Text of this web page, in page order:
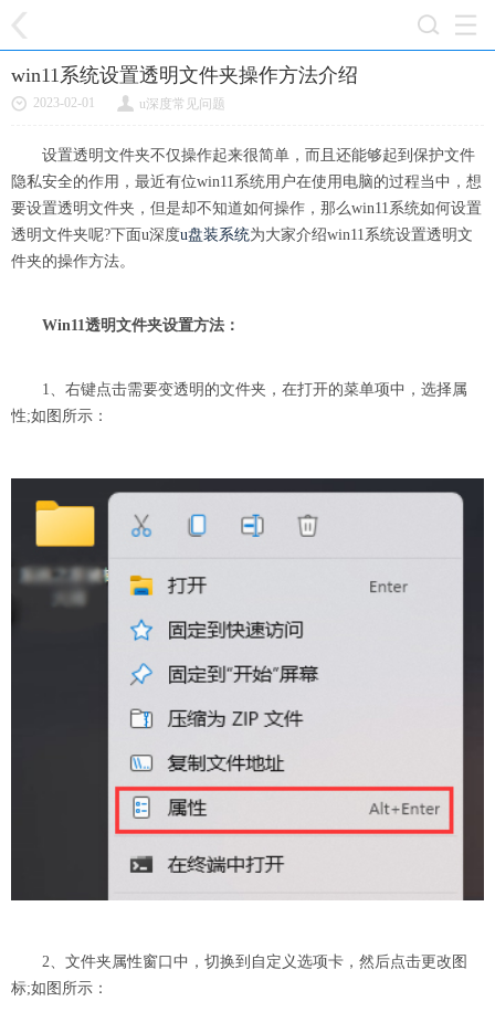
win11系统设置透明文件夹操作方法介绍
2023-02-01 u深度常见问题
设置透明文件夹不仅操作起来很简单，而且还能够起到保护文件
隐私安全的作用，最近有位win11系统用户在使用电脑的过程当中，想
要设置透明文件夹，但是却不知道如何操作，那么win11系统如何设置
透明文件夹呢?下面u深度u盘装系统为大家介绍win11系统设置透明文
件夹的操作方法。
Win11透明文件夹设置方法：
1、右键点击需要变透明的文件夹，在打开的菜单项中，选择属
性;如图所示：
2、文件夹属性窗口中，切换到自定义选项卡，然后点击更改图
标;如图所示：